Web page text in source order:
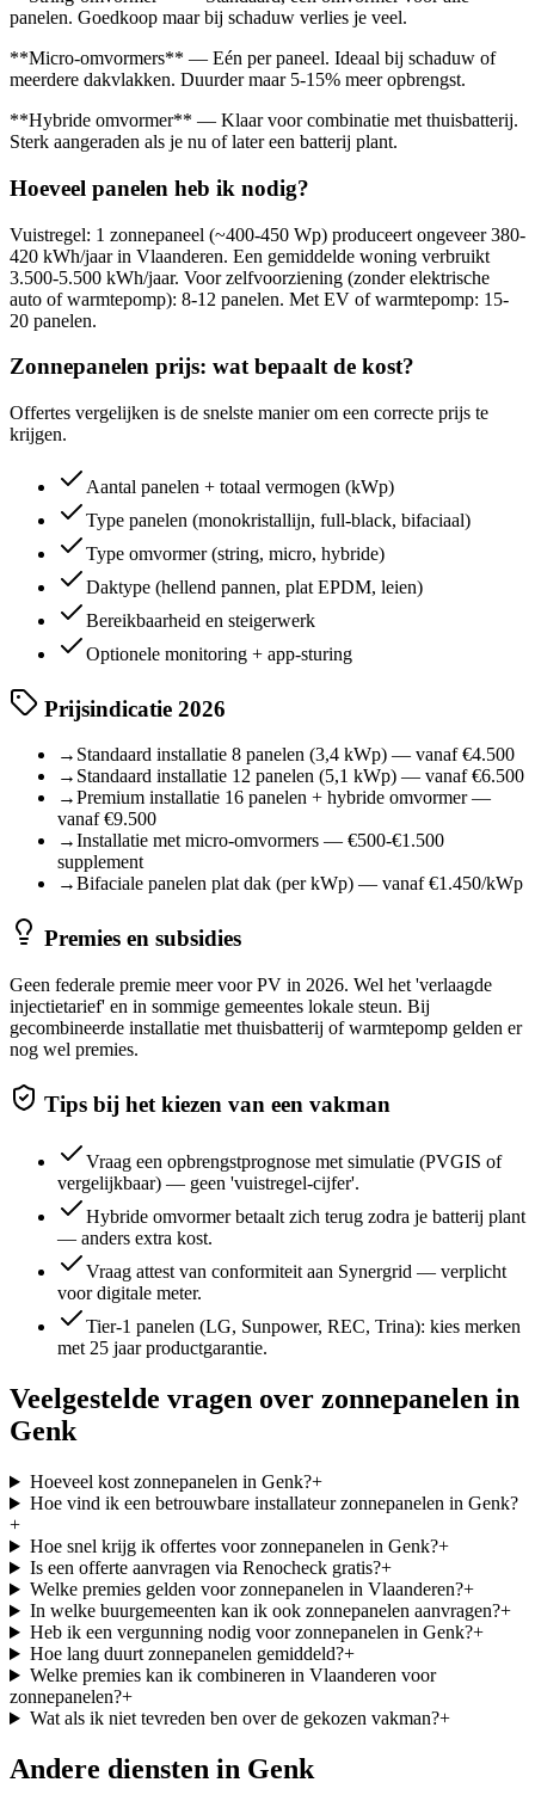
panelen. Goedkoop maar bij schaduw verlies je veel.
**Micro-omvormers** — Eén per paneel. Ideaal bij schaduw of
meerdere dakvlakken. Duurder maar 5-15% meer opbrengst.
**Hybride omvormer** — Klaar voor combinatie met thuisbatterij.
Sterk aangeraden als je nu of later een batterij plant.
Hoeveel panelen heb ik nodig?
Vuistregel: 1 zonnepaneel (~400-450 Wp) produceert ongeveer 380-
420 kWh/jaar in Vlaanderen. Een gemiddelde woning verbruikt
3.500-5.500 kWh/jaar. Voor zelfvoorziening (zonder elektrische
auto of warmtepomp): 8-12 panelen. Met EV of warmtepomp: 15-
20 panelen.
Zonnepanelen prijs: wat bepaalt de kost?
Offertes vergelijken is de snelste manier om een correcte prijs te
krijgen.
Aantal panelen + totaal vermogen (kWp)
Type panelen (monokristallijn, full-black, bifaciaal)
Type omvormer (string, micro, hybride)
Daktype (hellend pannen, plat EPDM, leien)
Bereikbaarheid en steigerwerk
Optionele monitoring + app-sturing
Prijsindicatie 2026
→ Standaard installatie 8 panelen (3,4 kWp) — vanaf €4.500
→ Standaard installatie 12 panelen (5,1 kWp) — vanaf €6.500
→Premium installatie 16 panelen + hybride omvormer —
vanaf €9.500
→Installatie met micro-omvormers — €500-€1.500
supplement
→Bifaciale panelen plat dak (per kWp) — vanaf €1.450/kWp
Premies en subsidies
Geen federale premie meer voor PV in 2026. Wel het 'verlaagde
injectietarief' en in sommige gemeentes lokale steun. Bij
gecombineerde installatie met thuisbatterij of warmtepomp gelden er
nog wel premies.
Tips bij het kiezen van een vakman
Vraag een opbrengstprognose met simulatie (PVGIS of
vergelijkbaar) — geen 'vuistregel-cijfer'.
Hybride omvormer betaalt zich terug zodra je batterij plant
— anders extra kost.
Vraag attest van conformiteit aan Synergrid — verplicht
voor digitale meter.
Tier-1 panelen (LG, Sunpower, REC, Trina): kies merken
met 25 jaar productgarantie.
Veelgestelde vragen over zonnepanelen in
Genk
Hoeveel kost zonnepanelen in Genk?+
Hoe vind ik een betrouwbare installateur zonnepanelen in Genk?
+
Hoe snel krijg ik offertes voor zonnepanelen in Genk?+
Is een offerte aanvragen via Renocheck gratis?+
Welke premies gelden voor zonnepanelen in Vlaanderen?+
In welke buurgemeenten kan ik ook zonnepanelen aanvragen?+
Heb ik een vergunning nodig voor zonnepanelen in Genk?+
Hoe lang duurt zonnepanelen gemiddeld?+
Welke premies kan ik combineren in Vlaanderen voor
zonnepanelen?+
Wat als ik niet tevreden ben over de gekozen vakman?+
Andere diensten in Genk